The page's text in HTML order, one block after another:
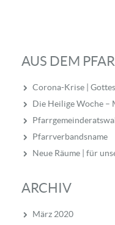
AUS DEM
Corona-Krise |
Die Heilige Woche –
Pfarrverbandsname
Neue Räume | für
ARCHIV
März 2020